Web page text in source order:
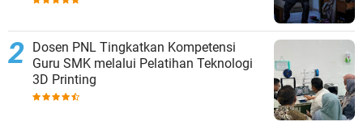
Dosen PNL Tingkatkan Kompetensi
Guru SMK melalui Pelatihan Teknologi
3D Printing